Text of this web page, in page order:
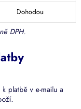
Dohodou
DPH.
platbě v e-mailu a